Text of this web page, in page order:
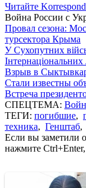
Читайте
Война России с
Провал сезона:
турсектора Крыма
У Сухопутних
Інтернаціональних
Взрыв в
Стали известны
Встреча
СПЕЦТЕМА:
ТЕГИ: погибшие,
техника, Генштаб,
Если вы заметили
нажмите